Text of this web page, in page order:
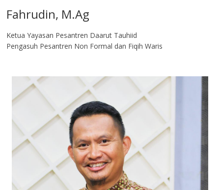
Fahrudin, M.Ag​
Ketua Yayasan Pesantren Daarut Tauhiid
Pengasuh Pesantren Non Formal dan Fiqih Waris